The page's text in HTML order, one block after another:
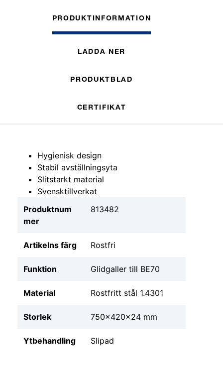
PRODUKTINFORMATION
LADDA NER
PRODUKTBLAD
CERTIFIKAT
Hygienisk design
Stabil avställningsyta
Slitstarkt material
Svensktillverkat
Produktnum
mer
813482
Artikelns färg Rostfri
Funktion Glidgaller till BE70
Material Rostfritt stål 1.4301
Storlek 750x420x24 mm
Ytbehandling Slipad